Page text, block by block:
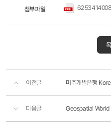
첨부파일
이전글 미주개발은행
다음글 Geospatial World